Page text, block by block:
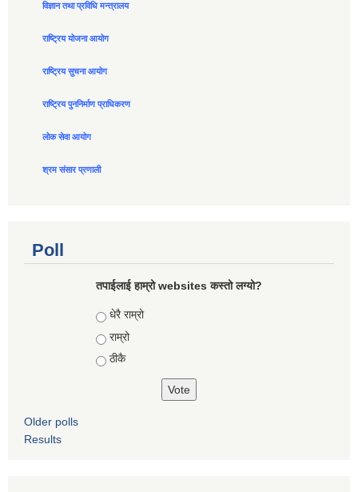
विज्ञान तथा प्रविधि मन्त्रालय
राष्ट्रिय योजना आयोग
राष्ट्रिय सुचना आयोग
राष्ट्रिय पुननिर्माण प्राधिकरण
लोक सेवा आयोग
श्रम संसार प्रणाली
Poll
तपाईलाई हाम्रो websites कस्तो लग्यो?
Choices
धेरै राम्रो
राम्रो
ठीकै
Older polls
Results